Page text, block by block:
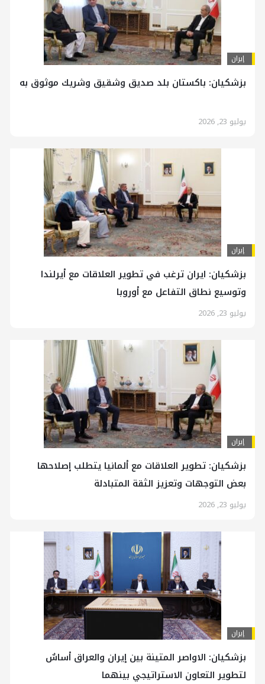
إيران
بزشكيان: باكستان بلد صديق وشقيق وشريك موثوق به
يوليو 23, 2026
إيران
بزشكيان: ايران ترغب في تطوير العلاقات مع أيرلندا
وتوسيع نطاق التفاعل مع أوروبا
يوليو 23, 2026
إيران
بزشكيان: تطوير العلاقات مع ألمانيا يتطلب إصلاحها
بعض التوجهات وتعزيز الثقة المتبادلة
يوليو 23, 2026
إيران
بزشكيان: الاواصر المتينة بين إيران والعراق أساسٌ
لتطوير التعاون الاستراتيجي بينهما